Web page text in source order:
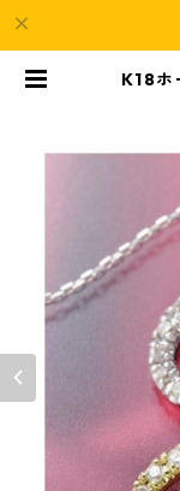
K18ホ